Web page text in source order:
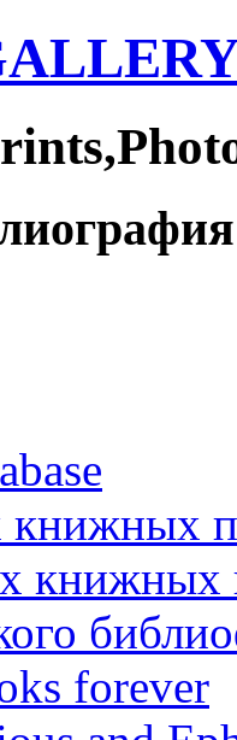
книжных
книжных
forever